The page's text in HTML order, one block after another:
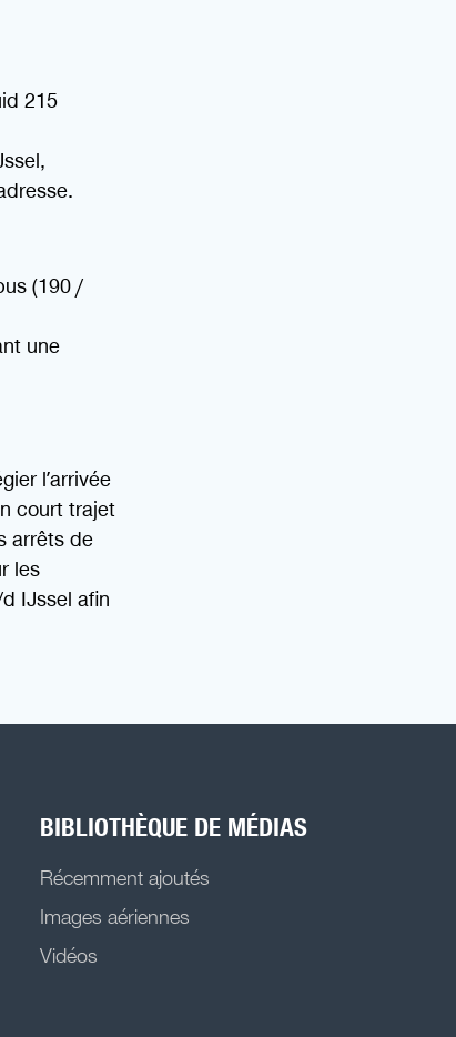
215
(190 /
une
l’arrivée
court trajet
arrêts de
les
IJssel afin
BIBLIOTHÈQUE DE MÉDIAS
Récemment ajoutés
Images aériennes
Vidéos